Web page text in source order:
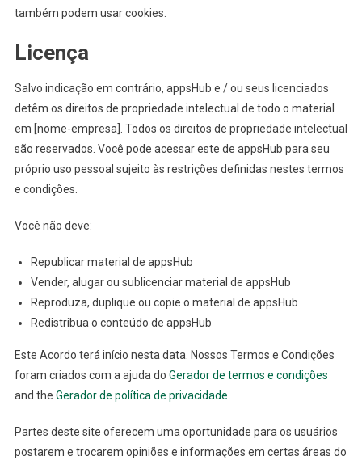
também podem usar cookies.
Licença
Salvo indicação em contrário, appsHub e / ou seus licenciados
detêm os direitos de propriedade intelectual de todo o material
em [nome-empresa]. Todos os direitos de propriedade intelectual
são reservados. Você pode acessar este de appsHub para seu
próprio uso pessoal sujeito às restrições definidas nestes termos
e condições.
Você não deve:
Republicar material de appsHub
Vender, alugar ou sublicenciar material de appsHub
Reproduza, duplique ou copie o material de appsHub
Redistribua o conteúdo de appsHub
Este Acordo terá início nesta data. Nossos Termos e Condições
foram criados com a ajuda do Gerador de termos e condições
and the Gerador de política de privacidade
Partes deste site oferecem uma oportunidade para os usuários
postarem e trocarem opiniões e informações em certas áreas do